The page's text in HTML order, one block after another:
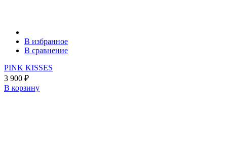
В избранное
В сравнение
PINK KISSES
3 900 ₽
В корзину